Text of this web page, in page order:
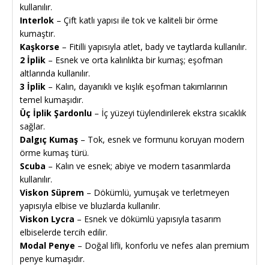
kullanılır.
Interlok – Çift katlı yapısı ile tok ve kaliteli bir örme
kumaştır.
Kaşkorse – Fitilli yapısıyla atlet, bady ve taytlarda kullanılır.
2 İplik – Esnek ve orta kalınlıkta bir kumaş; eşofman
altlarında kullanılır.
3 İplik – Kalın, dayanıklı ve kışlık eşofman takımlarının
temel kumaşıdır.
Üç İplik Şardonlu – İç yüzeyi tüylendirilerek ekstra sıcaklık
sağlar.
Dalgıç Kumaş – Tok, esnek ve formunu koruyan modern
örme kumaş türü.
Scuba – Kalın ve esnek; abiye ve modern tasarımlarda
kullanılır.
Viskon Süprem – Dökümlü, yumuşak ve terletmeyen
yapısıyla elbise ve bluzlarda kullanılır.
Viskon Lycra – Esnek ve dökümlü yapısıyla tasarım
elbiselerde tercih edilir.
Modal Penye – Doğal lifli, konforlu ve nefes alan premium
penye kumaşıdır.